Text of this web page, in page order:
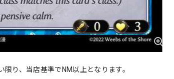
限り、当店基準でNM以上となります。